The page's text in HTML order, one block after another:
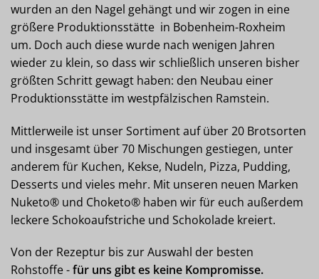
wurden an den Nagel gehängt und wir zogen in eine
größere Produktionsstätte in Bobenheim-Roxheim
um. Doch auch diese wurde nach wenigen Jahren
wieder zu klein, so dass wir schließlich unseren bisher
größten Schritt gewagt haben: den Neubau einer
Produktionsstätte im westpfälzischen Ramstein.
Mittlerweile ist unser Sortiment auf über 20 Brotsorten
und insgesamt über 70 Mischungen gestiegen, unter
anderem für Kuchen, Kekse, Nudeln, Pizza, Pudding,
Desserts und vieles mehr. Mit unseren neuen Marken
Nuketo® und Choketo® haben wir für euch außerdem
leckere Schokoaufstriche und Schokolade kreiert.
Von der Rezeptur bis zur Auswahl der besten
Rohstoffe -für uns gibt es keine Kompromisse.